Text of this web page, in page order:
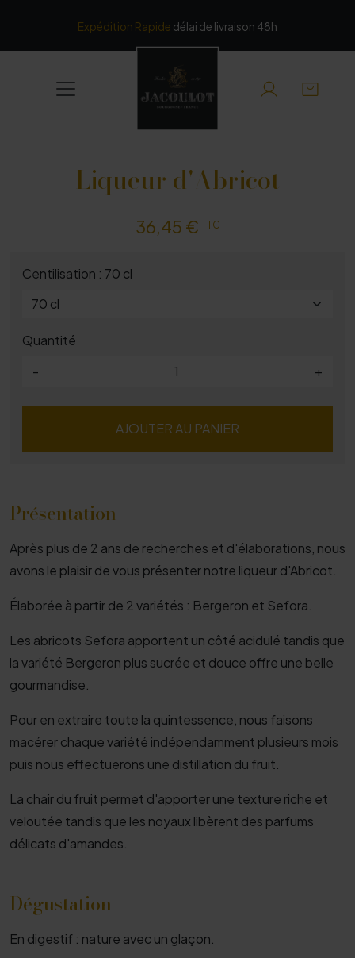
Expédition Rapide délai de livraison 48h
Liqueur d'Abricot
36,45 € TTC
Centilisation : 70 cl
Quantité
-
+
AJOUTER AU PANIER
Présentation
Après plus de 2 ans de recherches et d'élaborations, nous
avons le plaisir de vous présenter notre liqueur d'Abricot.
Élaborée à partir de 2 variétés : Bergeron et Sefora.
Les abricots Sefora apportent un côté acidulé tandis que
la variété Bergeron plus sucrée et douce offre une belle
gourmandise.
Pour en extraire toute la quintessence, nous faisons
macérer chaque variété indépendamment plusieurs mois
puis nous effectuerons une distillation du fruit.
La chair du fruit permet d'apporter une texture riche et
veloutée tandis que les noyaux libèrent des parfums
délicats d'amandes.
Dégustation
En digestif : nature avec un glaçon.